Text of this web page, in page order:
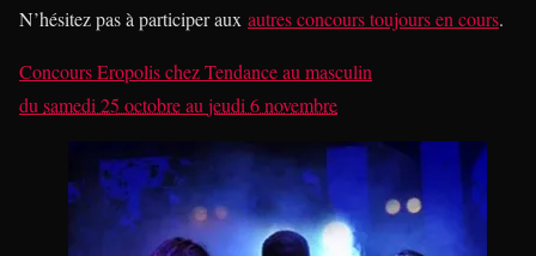
N’hésitez pas à participer aux autres concours toujours en cours.
Concours EropolischezTendance au masculin
du samedi 25 octobreau jeudi 6 novembre